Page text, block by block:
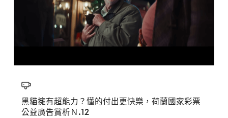
黑貓擁有超能力？懂的付出更快樂，荷蘭國家彩票
公益廣告賞析Ｎ.12